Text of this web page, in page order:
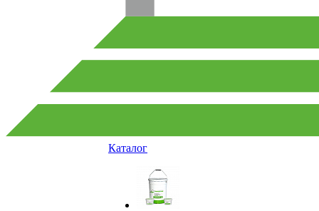
Каталог